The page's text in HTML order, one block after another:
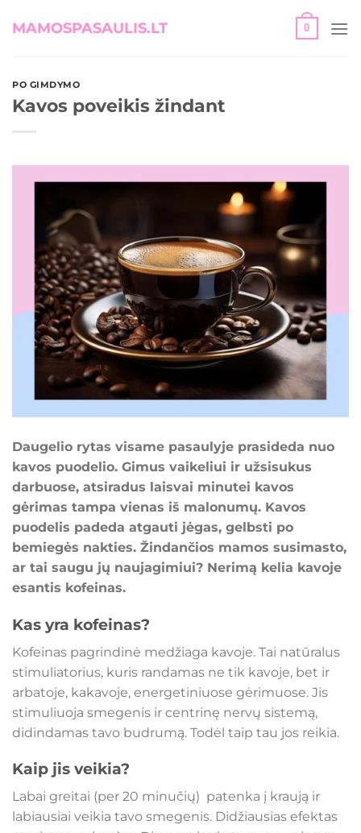
MAMOSPASAULIS.LT 0
PO GIMDYMO
Kavos poveikis žindant
Daugelio rytas visame pasaulyje prasideda nuo
kavos puodelio. Gimus vaikeliui ir užsisukus
darbuose, atsiradus laisvai minutei kavos
gėrimas tampa vienas iš malonumų. Kavos
puodelis padeda atgauti jėgas, gelbsti po
bemiegės nakties. Žindančios mamos susimasto,
ar tai saugu jų naujagimiui? Nerimą kelia kavoje
esantis kofeinas.
Kas yra kofeinas?
Kofeinas pagrindinė medžiaga kavoje. Tai natūralus
stimuliatorius, kuris randamas ne tik kavoje, bet ir
arbatoje, kakavoje, energetiniuose gėrimuose. Jis
stimuliuoja smegenis ir centrinę nervų sistemą,
didindamas tavo budrumą. Todėl taip tau jos reikia.
Kaip jis veikia?
Labai greitai (per 20 minučių) patenka į kraują ir
labiausiai veikia tavo smegenis. Didžiausias efektas